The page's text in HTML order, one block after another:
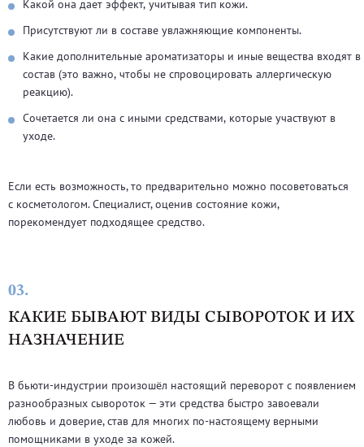
Какой она дает эффект, учитывая тип кожи.
Присутствуют ли в составе увлажняющие компоненты.
Какие дополнительные ароматизаторы и иные вещества входят в
состав (это важно, чтобы не спровоцировать аллергическую
реакцию).
Сочетается ли она с иными средствами, которые участвуют в
уходе.
Если есть возможность, то предварительно можно посоветоваться
с косметологом. Специалист, оценив состояние кожи,
порекомендует подходящее средство.
03.
КАКИЕ БЫВАЮТ ВИДЫ СЫВОРОТОК И ИХ
НАЗНАЧЕНИЕ
В бьюти-индустрии произошёл настоящий переворот с появлением
разнообразных сывороток — эти средства быстро завоевали
любовь и доверие, став для многих по-настоящему верными
помощниками в уходе за кожей.